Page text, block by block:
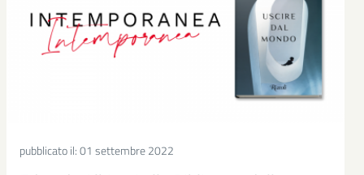
pubblicato il:01 settembre 2022